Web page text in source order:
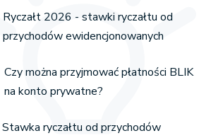
Ryczałt 2026 - stawki ryczałtu od
przychodów ewidencjonowanych
Czy można przyjmować płatności BLIK
na konto prywatne?
Stawka ryczałtu od przychodów